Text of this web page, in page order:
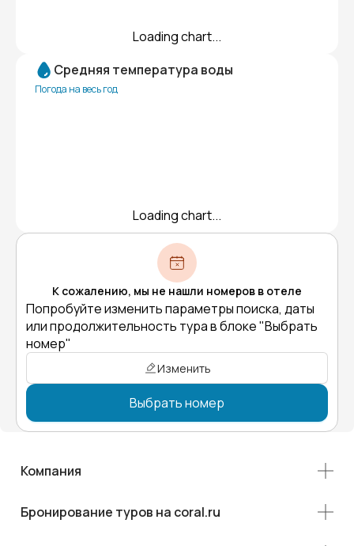
Loading chart...
Средняя температура воды
Погода на весь год
Loading chart...
К сожалению, мы не нашли номеров в отеле
Попробуйте изменить параметры поиска, даты
или продолжительность тура в блоке "Выбрать
номер"
Изменить
Выбрать номер
Компания
Бронирование туров на coral.ru